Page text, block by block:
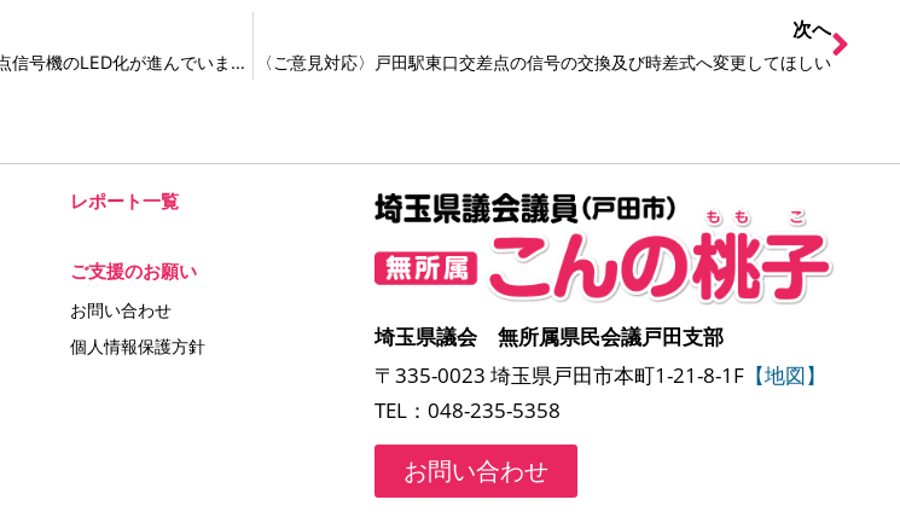
《ご意見実現》笹目川一丁目〜三丁目交差点信号機のLED化が進んでいます！
次へ
〈ご意見対応〉戸田駅東口交差点の信号の交換及び時差式へ変更してほしい
レポート一覧
ご支援のお願い
お問い合わせ
個人情報保護方針
埼玉県議会 無所属県民会議戸田支部
〒335-0023 埼玉県戸田市本町1-21-8-1F【地図】
TEL：048-235-5358
お問い合わせ